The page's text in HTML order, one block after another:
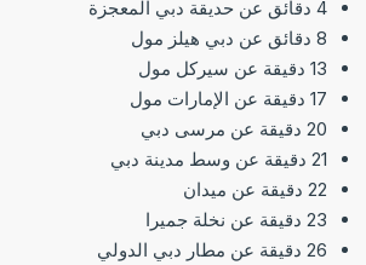
13 دقيقة عن سيركل مول
17 دقيقة عن الإمارات مول
20 دقيقة عن مرسى دبي
22 دقيقة عن ميدان
23 دقيقة عن نخلة جميرا
26 دقيقة عن مطار دبي الدولي